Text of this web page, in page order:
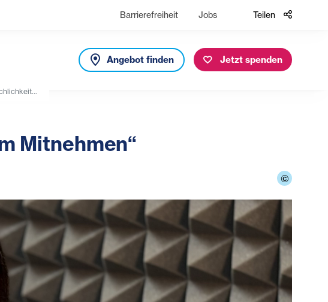
Barrierefreiheit Jobs Teilen
Angebot finden Jetzt spenden
Mitnehmen“
©